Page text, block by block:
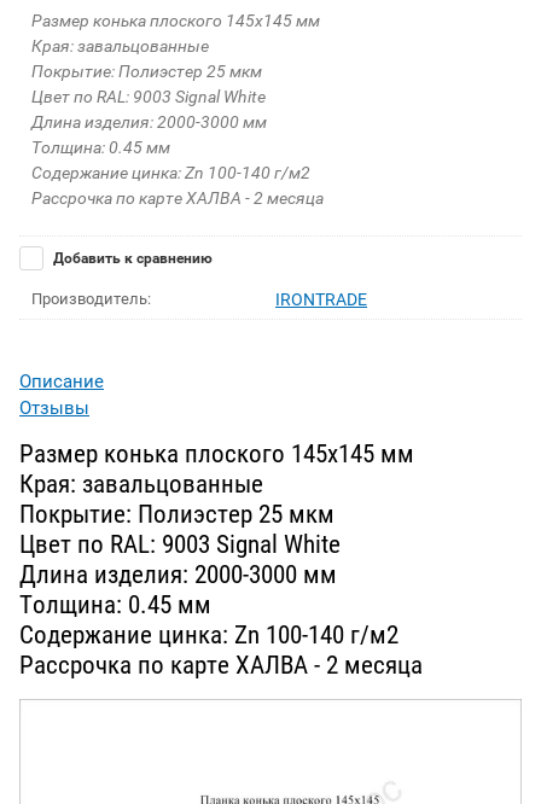
Размер конька плоского 145х145 мм
Края: завальцованные
Покрытие: Полиэстер 25 мкм
Цвет по RAL: 9003 Signal White
Длина изделия: 2000-3000 мм
Толщина: 0.45 мм
Содержание цинка: Zn 100-140 г/м2
Рассрочка по карте ХАЛВА - 2 месяца
Добавить к сравнению
Производитель: IRONTRADE
Описание
Отзывы
Размер конька плоского 145х145 мм
Края: завальцованные
Покрытие: Полиэстер 25 мкм
Цвет по RAL: 9003 Signal White
Длина изделия: 2000-3000 мм
Толщина: 0.45 мм
Содержание цинка: Zn 100-140 г/м2
Рассрочка по карте ХАЛВА - 2 месяца